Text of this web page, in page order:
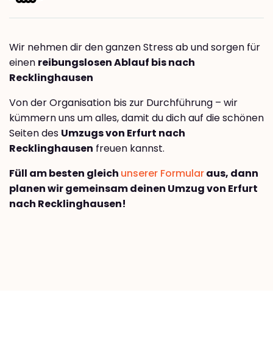
Wir nehmen dir den ganzen Stress ab und sorgen für
einen reibungslosen Ablauf bis nach
Recklinghausen
Von der Organisation bis zur Durchführung – wir
kümmern uns um alles, damit du dich auf die schönen
Seiten des Umzugs von Erfurt nach
Recklinghausen freuen kannst.
Füll am besten gleich unserer Formularaus, dann
planen wir gemeinsam deinen Umzug von Erfurt
nach Recklinghausen!